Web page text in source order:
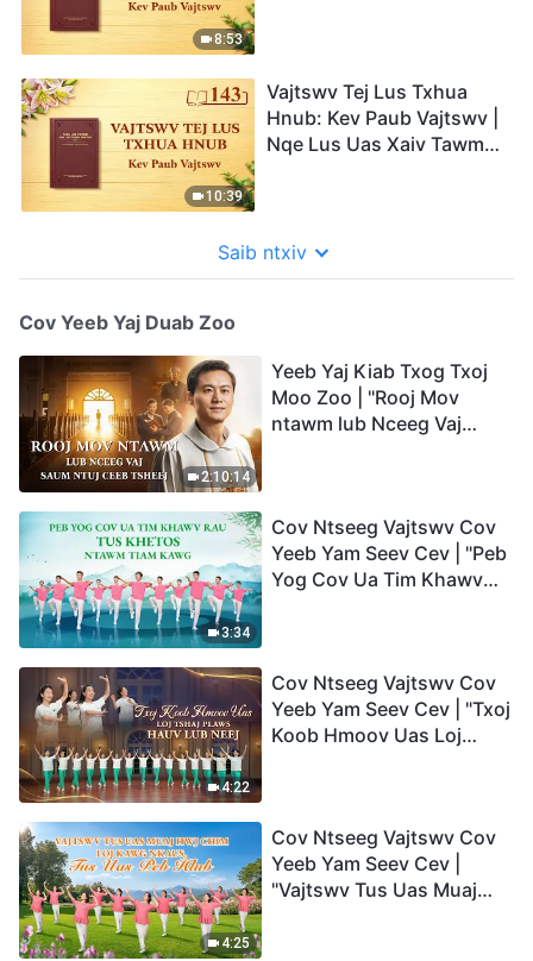
8:53
10:39
Vajtswv Tej Lus Txhua
Hnub: Kev Paub Vajtswv |
Nqe Lus Uas Xaiv Tawm
Saib ntxiv
Cov Yeeb Yaj Duab Zoo
2:10:14
Yeeb Yaj Kiab Txog Txoj
Moo Zoo | "Rooj Mov
ntawm lub Nceeg Vaj
3:34
Cov Ntseeg Vajtswv Cov
Yeeb Yam Seev Cev | "Peb
Yog Cov Ua Tim Khawv
4:22
Cov Ntseeg Vajtswv Cov
Yeeb Yam Seev Cev | "Txoj
Koob Hmoov Uas Loj
4:25
Cov Ntseeg Vajtswv Cov
Yeeb Yam Seev Cev |
"Vajtswv Tus Uas Muaj